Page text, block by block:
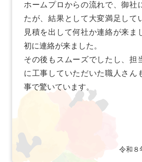
ホームプロからの流れで、御社
たが、結果として大変満足し
見積を出して何社か連絡が来ま
初に連絡が来ました。
その後もスムーズでしたし、担
に工事していただいた職人さん
事で驚いています。
令和